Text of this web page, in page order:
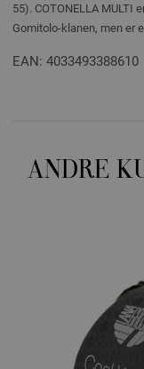
55). COTONELLA MULTI
Gomitolo-klanen, men er
EAN: 4033493388610
ANDRE